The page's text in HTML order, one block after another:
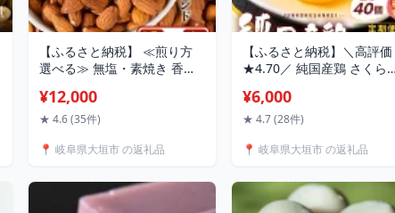
【ふるさと納税】 ≪煎り方
選べる≫ 無塩・素焼き 香ば
1.5kg（500g×3袋）/
4.0kg（500g×8袋） 無塩・
アーモンド 便利 ご自宅用 お
円 ランキング 人気 アニステ
ィ 岐阜県 大垣市
¥12,000
★ 4.6 (35件)
📍 岐阜県大垣市 の返礼品
【ふるさと納税】＼高評価
★4.70／ 純国産鶏 さくらた
数 20個 40個 3ヶ月 6ヶ月
ヶ月 1年 定期便 新鮮な卵 発
卵 保証付 安心 安全 対応 里
子 6000円 六千円 松島飼
岐阜県 大垣市
¥6,000
★ 4.7 (28件)
📍 岐阜県大垣市 の返礼品